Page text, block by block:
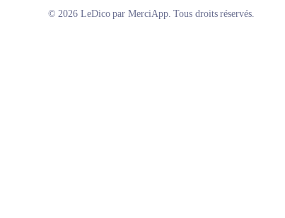
© 2026 LeDico par MerciApp. Tous droits réservés.